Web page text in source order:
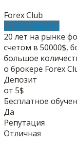
Forex Club
Зарабатывать
20 лет на рынке
счетом в 50000$,
большое
о брокере Forex
Депозит
от 5$
Бесплатное
Да
Репутация
Отличная